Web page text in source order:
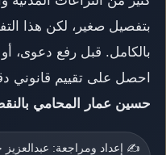
بتفصيل صغير، لكن هذا
بالكامل. قبل رفع دعوى،
احصل على تقييم قانوني
حسين عمار المحامي بالنقض
✍️ إعداد ومراجعة: